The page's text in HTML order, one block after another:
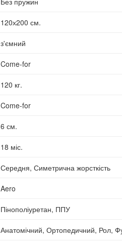
120х200 см.
з'ємний
Come-for
120 кг.
Come-for
6 см.
18 міс.
Середня, Симетрична жорсткість
Aero
Пінополіуретан, ППУ
Анатомічний, Ортопедичний, Рол,